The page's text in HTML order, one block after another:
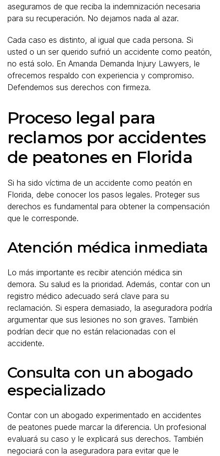
aseguramos de que reciba la indemnización necesaria
para su recuperación. No dejamos nada al azar.
Cada caso es distinto, al igual que cada persona. Si
usted o un ser querido sufrió un accidente como peatón,
no está solo. En Amanda Demanda Injury Lawyers, le
ofrecemos respaldo con experiencia y compromiso.
Defendemos sus derechos con firmeza.
Proceso legal para
reclamos por accidentes
de peatones en Florida
Si ha sido víctima de un accidente como peatón en
Florida, debe conocer los pasos legales. Proteger sus
derechos es fundamental para obtener la compensación
que le corresponde.
Atención médica inmediata
Lo más importante es recibir atención médica sin
demora. Su salud es la prioridad. Además, contar con un
registro médico adecuado será clave para su
reclamación. Si espera demasiado, la aseguradora podría
argumentar que sus lesiones no son graves. También
podrían decir que no están relacionadas con el
accidente.
Consulta con un abogado
especializado
Contar con un abogado experimentado en accidentes
de peatones puede marcar la diferencia. Un profesional
evaluará su caso y le explicará sus derechos. También
negociará con la aseguradora para evitar que le